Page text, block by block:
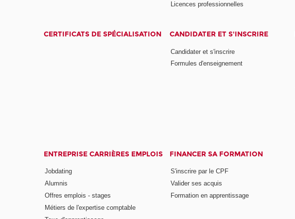
Licences professionnelles
CERTIFICATS DE SPÉCIALISATION CANDIDATER ET S'INSCRIRE
Candidater et s'inscrire
Formules d'enseignement
ENTREPRISE CARRIÈRES EMPLOIS
Jobdating
Alumnis
Offres emplois - stages
Métiers de l'expertise comptable
FINANCER SA FORMATION
S'inscrire par le CPF
Valider ses acquis
Formation en apprentissage